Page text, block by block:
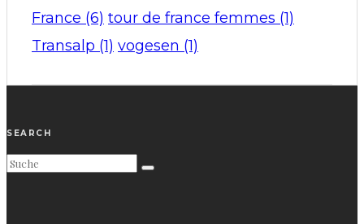
France (6) tour de france femmes (1)
Transalp (1) vogesen (1)
SEARCH